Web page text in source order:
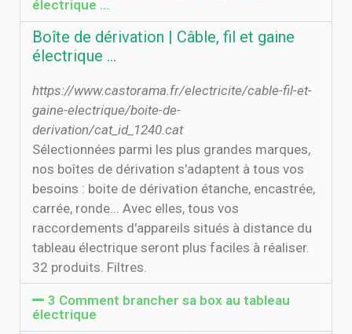
électrique ...
Boîte de dérivation | Câble, fil et gaine
électrique ...
https://www.castorama.fr/electricite/cable-fil-et-
gaine-electrique/boite-de-
derivation/cat_id_1240.cat
Sélectionnées parmi les plus grandes marques,
nos boîtes de dérivation s'adaptent à tous vos
besoins : boite de dérivation étanche, encastrée,
carrée, ronde... Avec elles, tous vos
raccordements d'appareils situés à distance du
tableau électrique seront plus faciles à réaliser.
32 produits. Filtres.
3 Comment brancher sa box au tableau
électrique